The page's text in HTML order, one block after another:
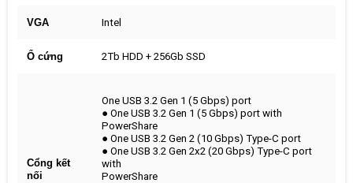
VGA Intel
Ổ cứng 2Tb HDD + 256Gb SSD
Cổng kết
nối
One USB 3.2 Gen 1 (5 Gbps) port
● One USB 3.2 Gen 1 (5 Gbps) port with
PowerShare
● One USB 3.2 Gen 2 (10 Gbps) Type-C port
● One USB 3.2 Gen 2x2 (20 Gbps) Type-C port
with
PowerShare